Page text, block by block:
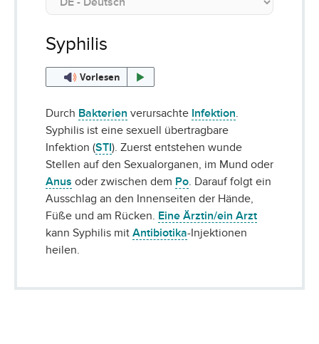
Syphilis
Vorlesen
Durch Bakterien verursachte Infektion.
Syphilis ist eine sexuell übertragbare
Infektion (STI ). Zuerst entstehen wunde
Stellen auf den Sexualorganen, im Mund oder
Anus oder zwischen dem Po. Darauf folgt ein
Ausschlag an den Innenseiten der Hände,
Füße und am Rücken. Eine Ärztin/ein Arzt
kann Syphilis mit Antibiotika-Injektionen
heilen.